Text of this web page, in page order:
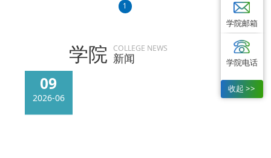
1
学院 COLLEGE NEWS
新闻 查看更多
09
2026-06
学院邮箱
学院电话
收起 >>